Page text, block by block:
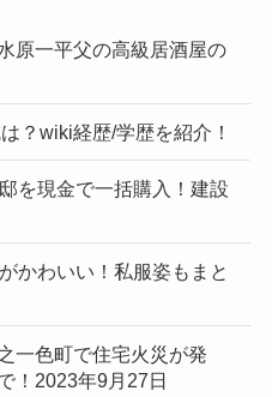
原一平父の高級居酒屋の
？wiki経歴/学歴を紹介！
を現金で一括購入！建設
かわいい！私服姿もまと
一色町で住宅火災が発
！2023年9月27日